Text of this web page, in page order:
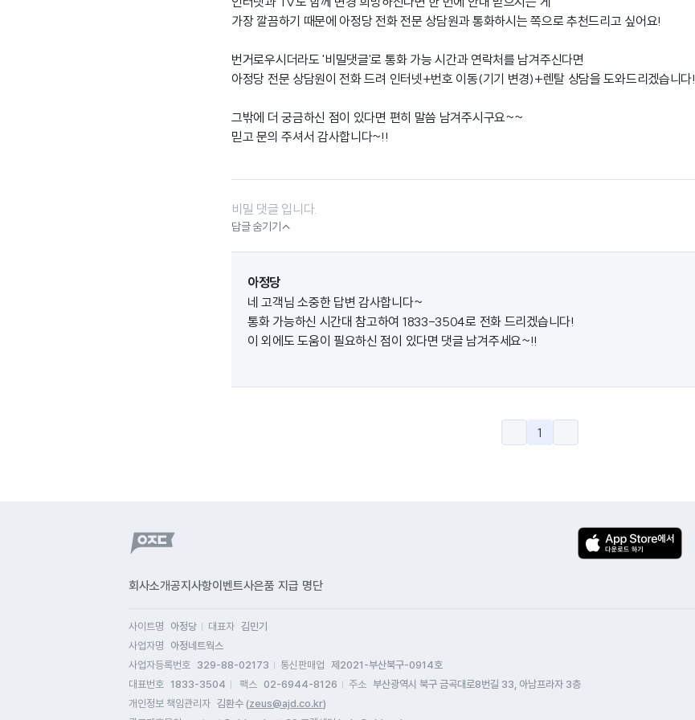
가장 깔끔하기 때문에 아정당 전화 전문 상담원과 통화하시는 쪽으로 추천드리고 싶어요!
번거로우시더라도 '비밀댓글'로 통화 가능 시간과 연락처를 남겨주신다면
아정당 전문 상담원이 전화 드려 인터넷+번호 이동(기기 변경)+렌탈 상담을 도와드리겠습니다!
그밖에 더 궁금하신 점이 있다면 편히 말씀 남겨주시구요~~
믿고 문의 주셔서 감사합니다~!!
비밀 댓글 입니다.
답글 숨기기
아정당
네 고객님 소중한 답변 감사합니다~
통화 가능하신 시간대 참고하여 1833-3504로 전화 드리겠습니다!
이 외에도 도움이 필요하신 점이 있다면 댓글 남겨주세요~!!
1
회사소개공지사항이벤트사은품 지급 명단
사이트명 아정당 대표자 김민기
사업자명
아정네트웍스
사업자등록번호 329-88-02173 통신판매업
제2021-부산북구-0914호
대표번호 1833-3504 팩스 02-6944-8126 주소 부산광역시 북구 금곡대로8번길 33, 아남프라자 3층
개인정보 책임관리자 김환수 (zeus@ajd.co.kr)